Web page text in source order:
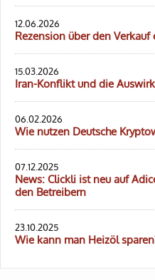
12.06.2026
Rezension über den Verkauf
15.03.2026
Iran-Konflikt und die
06.02.2026
Wie nutzen Deutsche
07.12.2025
News: Clickli ist neu auf
den Betreibern
23.10.2025
Wie kann man Heizöl